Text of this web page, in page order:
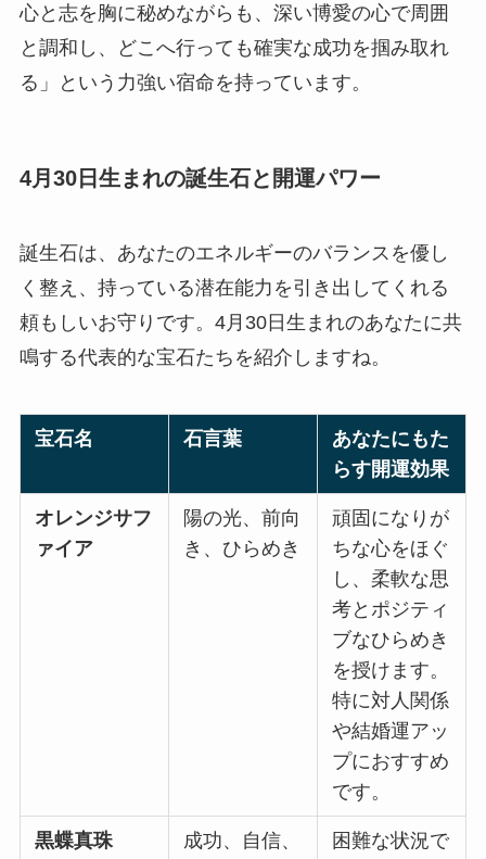
心と志を胸に秘めながらも、深い博愛の心で周囲
と調和し、どこへ行っても確実な成功を掴み取れ
る」という力強い宿命を持っています。
4月30日生まれの誕生石と開運パワー
誕生石は、あなたのエネルギーのバランスを優し
く整え、持っている潜在能力を引き出してくれる
頼もしいお守りです。4月30日生まれのあなたに共
鳴する代表的な宝石たちを紹介しますね。
宝石名 石言葉
あなたにもた
らす開運効果
オレンジサフ
ァイア
陽の光、前向
き、ひらめき
頑固になりが
ちな心をほぐ
し、柔軟な思
考とポジティ
ブなひらめき
を授けます。
特に対人関係
や結婚運アッ
プにおすすめ
です。
黒蝶真珠
成功、自信、
困難な状況で